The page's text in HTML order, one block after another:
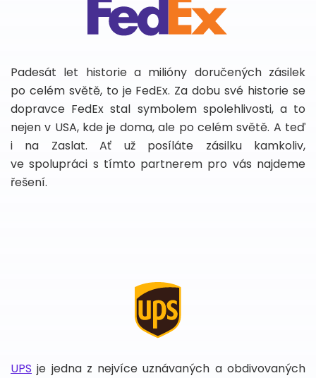
Padesát let historie a milióny doručených zásilek
po celém světě, to je FedEx. Za dobu své historie se
dopravce FedEx stal symbolem spolehlivosti, a to
nejen v USA, kde je doma, ale po celém světě. A teď
i na Zaslat. Ať už posíláte zásilku kamkoliv,
ve spolupráci s tímto partnerem pro vás najdeme
řešení.
UPS je jedna z nejvíce uznávaných a obdivovaných